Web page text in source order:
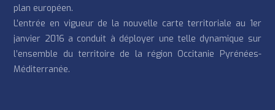
plan européen.
L’entrée en vigueur de la nouvelle carte territoriale au 1er
janvier 2016 a conduit à déployer une telle dynamique sur
l’ensemble du territoire de la région Occitanie Pyrénées-
Méditerranée.